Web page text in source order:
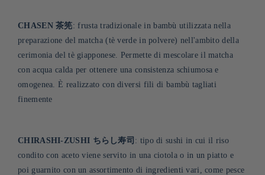
CHASEN 茶筅: frusta tradizionale in bambù utilizzata nella
preparazione del matcha (tè verde in polvere) nell'ambito della
cerimonia del tè giapponese. Permette di mescolare il matcha
con acqua calda per ottenere una consistenza schiumosa e
omogenea. È realizzato con diversi fili di bambù tagliati
finemente
CHIRASHI-ZUSHI ちらし寿司 : tipo di sushi in cui il riso
condito con aceto viene servito in una ciotola o in un piatto e
poi guarnito con un assortimento di ingredienti vari, come pesce